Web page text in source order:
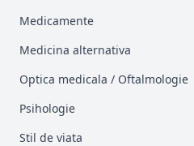
Medicamente
Medicina alternativa
Optica medicala / Oftalmologie
Psihologie
Stil de viata